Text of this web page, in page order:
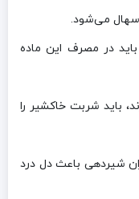
می‌شود.
باید در مصرف این ماده
باید شربت خاکشیر را
شیردهی باعث دل درد